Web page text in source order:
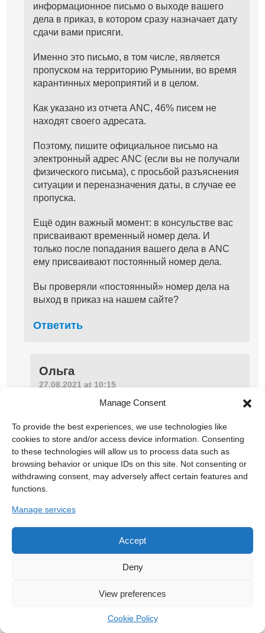
Manage Consent
To provide the best experiences, we use technologies like
cookies to store and/or access device information. Consenting
to these technologies will allow us to process data such as
browsing behavior or unique IDs on this site. Not consenting or
withdrawing consent, may adversely affect certain features and
functions.
Manage services
Accept
Deny
View preferences
Cookie Policy
информационное письмо о выходе вашего
дела в приказ, в котором сразу назначает дату
сдачи вами присяги.
Именно это письмо, в том числе, является
пропуском на территорию Румынии, во время
карантинных мероприятий и в целом.
Как указано из отчета ANC, 46% писем не
находят своего адресата.
Поэтому, пишите официальное письмо на
электронный адрес ANC (если вы не получали
физического письма), с просьбой разъяснения
ситуации и переназначения даты, в случае ее
пропуска.
Ещё один важный момент: в консульстве вас
присваивают временный номер дела. И
только после попадания вашего дела в ANC
ему присваивают постоянный номер дела.
Вы проверяли «постоянный» номер дела на
выход в приказ на нашем сайте?
Ответить
Ольга
27.08.2021 at 10:15
Да, мой постоянный номер вышел в приказ
29 июня. И мне пришло официальное
бумажное письмо из ANC с синей печатью.
Только в нем нет даты присяги. Насколько я
понимаю, ее назначают дополнительно? Как
ее узнать?
Ответить